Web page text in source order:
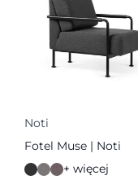
Noti
Fotel Muse | Noti
+ więcej